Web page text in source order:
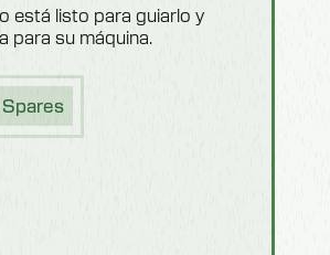
está listo para guiarlo y
para su máquina.